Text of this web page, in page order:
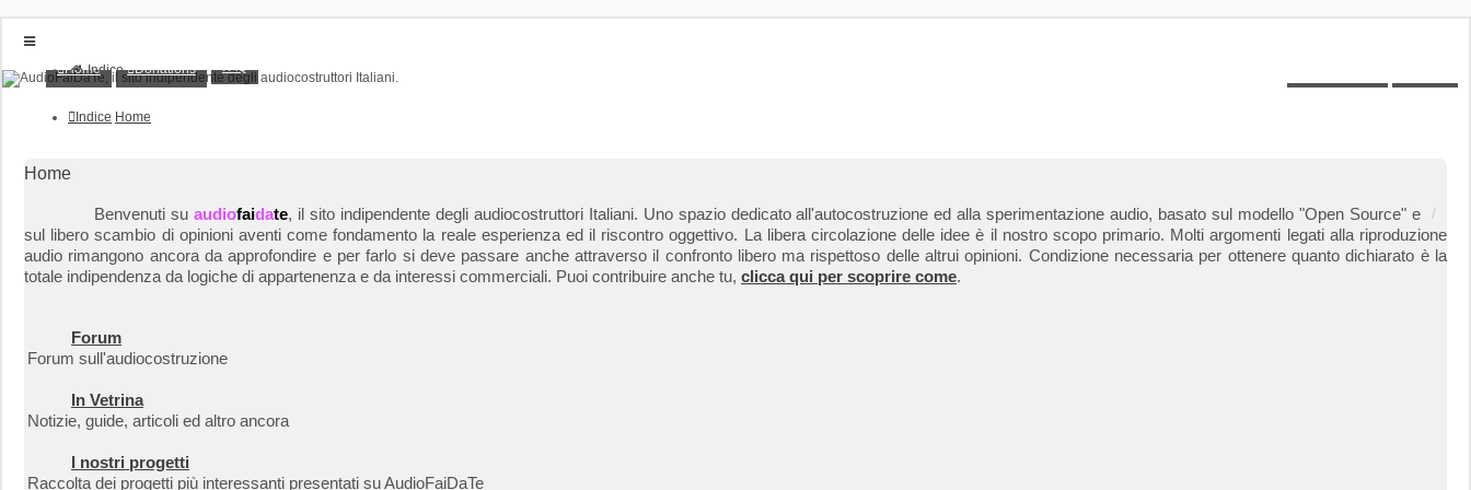
Indice
Home
FAQ
Iscriviti
Home Donations
Indice Home
Home
Benvenuti su audiofaidate, il sito indipendente degli audiocostruttori Italiani. Uno spazio dedicato all'autocostruzione ed alla sperimentazione audio, basato sul modello "Open Source" e
sul libero scambio di opinioni aventi come fondamento la reale esperienza ed il riscontro oggettivo. La libera circolazione delle idee è il nostro scopo primario. Molti argomenti legati alla riproduzione
audio rimangono ancora da approfondire e per farlo si deve passare anche attraverso il confronto libero ma rispettoso delle altrui opinioni. Condizione necessaria per ottenere quanto dichiarato è la
totale indipendenza da logiche di appartenenza e da interessi commerciali. Puoi contribuire anche tu, clicca qui per scoprire come.
Forum
Forum sull'audiocostruzione
In Vetrina
Notizie, guide, articoli ed altro ancora
I nostri progetti
Raccolta dei progetti più interessanti presentati su AudioFaiDaTe